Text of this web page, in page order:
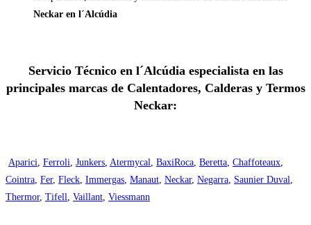
Neckar en l´Alcúdia
Servicio Técnico en l´Alcúdia especialista en las
principales marcas de Calentadores, Calderas y Termos
Neckar:
Aparici, Ferroli, Junkers, Atermycal, BaxiRoca, Beretta, Chaffoteaux,
Cointra, Fer, Fleck, Immergas, Manaut, Neckar, Negarra, Saunier Duval,
Thermor, Tifell, Vaillant, Viessmann